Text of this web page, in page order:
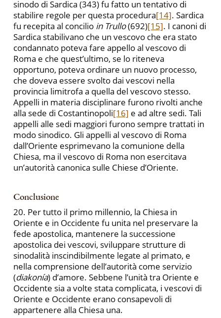
sinodo di Sardica (343) fu fatto un tentativo di
stabilire regole per questa procedura[14]. Sardica
fu recepita al concilio in Trullo(692)[15]. I canoni di
Sardica stabilivano che un vescovo che era stato
condannato poteva fare appello al vescovo di
Roma e che quest’ultimo, se lo riteneva
opportuno, poteva ordinare un nuovo processo,
che doveva essere svolto dai vescovi nella
provincia limitrofa a quella del vescovo stesso.
Appelli in materia disciplinare furono rivolti anche
alla sede di Costantinopoli[16] e ad altre sedi. Tali
appelli alle sedi maggiori furono sempre trattati in
modo sinodico. Gli appelli al vescovo di Roma
dall’Oriente esprimevano la comunione della
Chiesa, ma il vescovo di Roma non esercitava
un’autorità canonica sulle Chiese d’Oriente.
Conclusione
20. Per tutto il primo millennio, la Chiesa in
Oriente e in Occidente fu unita nel preservare la
fede apostolica, mantenere la successione
apostolica dei vescovi, sviluppare strutture di
sinodalità inscindibilmente legate al primato, e
nella comprensione dell’autorità come servizio
(diakonía) d’amore. Sebbene l’unità tra Oriente e
Occidente sia a volte stata complicata, i vescovi di
Oriente e Occidente erano consapevoli di
appartenere alla Chiesa una.